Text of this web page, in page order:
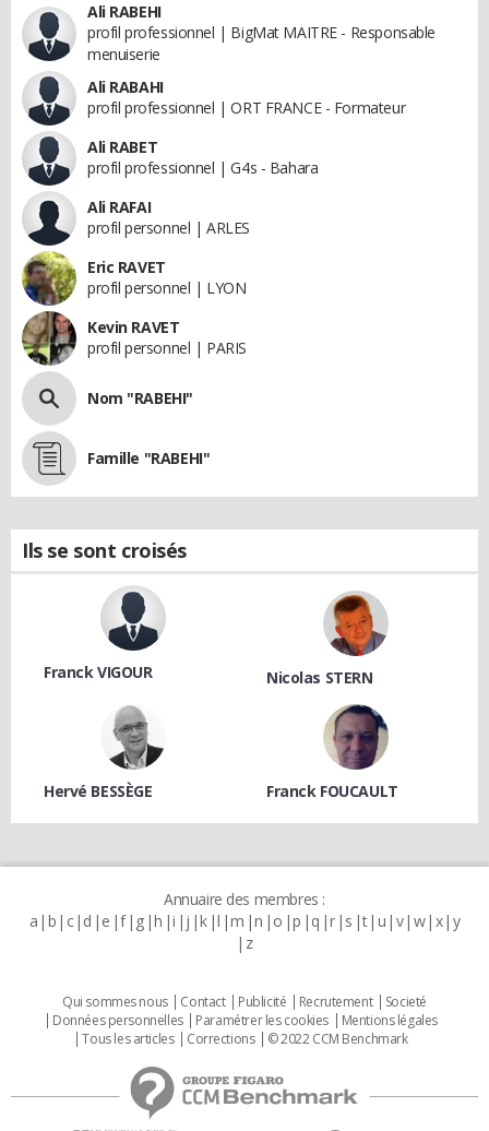
Ali RABEHI
profil professionnel | BigMat MAITRE - Responsable
menuiserie
Ali RABAHI
profil professionnel | ORT FRANCE - Formateur
Ali RABET
profil professionnel | G4s - Bahara
Ali RAFAI
profil personnel | ARLES
Eric RAVET
profil personnel | LYON
Kevin RAVET
profil personnel | PARIS
Nom "RABEHI"
Famille "RABEHI"
Ils se sont croisés
Franck VIGOUR Nicolas STERN
Hervé BESSÈGE Franck FOUCAULT
Annuaire des membres :
a b c d e f g h i j k l m n o p q r s t u v w x y
z
Qui sommes nous Contact Publicité Recrutement
Societé
Données personnelles
Paramétrer les cookies
Mentions légales
Tous les articles
Corrections © 2022 CCM Benchmark